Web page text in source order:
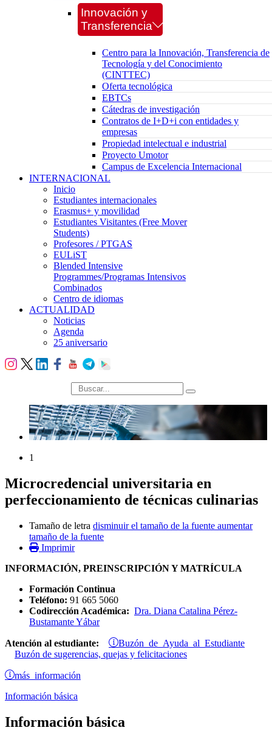
Innovación y
Transferencia
Centro para la Innovación, Transferencia de
Tecnología y del Conocimiento
(CINTTEC)
Oferta tecnológica
EBTCs
Cátedras de investigación
Contratos de I+D+i con entidades y
empresas
Propiedad intelectual e industrial
Proyecto Umotor
Campus de Excelencia Internacional
INTERNACIONAL
Inicio
Estudiantes internacionales
Erasmus+ y movilidad
Estudiantes Visitantes (Free Mover
Students)
Profesores / PTGAS
EULiST
Blended Intensive
Programmes/Programas Intensivos
Combinados
Centro de idiomas
ACTUALIDAD
Noticias
Agenda
25 aniversario
búsqueda
1
Microcredencial universitaria en
perfeccionamiento de técnicas culinarias
Tamaño de letra disminuir el tamaño de la fuente aumentar
tamaño de la fuente
Imprimir
INFORMACIÓN, PREINSCRIPCIÓN Y MATRÍCULA
Formación Continua
Teléfono: 91 665 5060
Codirección Académica: Dra. Diana Catalina Pérez-
Bustamante Yábar
Atención al estudiante: Buzón de Ayuda al Estudiante
Buzón de sugerencias, quejas y felicitaciones
más información
Información básica
Información básica